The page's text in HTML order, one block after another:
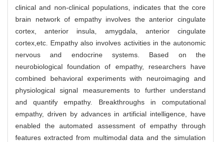
clinical and non-clinical populations, indicates that the core
brain network of empathy involves the anterior cingulate
cortex, anterior insula, amygdala, anterior cingulate
cortex,etc. Empathy also involves activities in the autonomic
nervous and endocrine systems. Based on the
neurobiological foundation of empathy, researchers have
combined behavioral experiments with neuroimaging and
physiological signal measurements to further understand
and quantify empathy. Breakthroughs in computational
empathy, driven by advances in artificial intelligence, have
enabled the automated assessment of empathy through
features extracted from multimodal data and the simulation